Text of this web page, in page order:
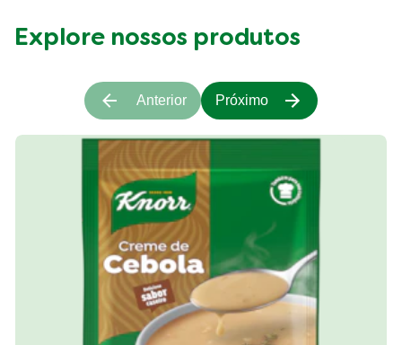
Explore nossos produtos
Anterior Próximo